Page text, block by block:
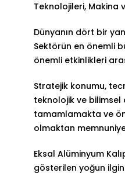
Teknolojileri, Makina
Dünyanın dört bir
Sektörün en önemli
önemli etkinlikleri
Stratejik konumu,
teknolojik ve bilimsel
tamamlamakta ve
olmaktan
Eksal Alüminyum
gösterilen yoğun